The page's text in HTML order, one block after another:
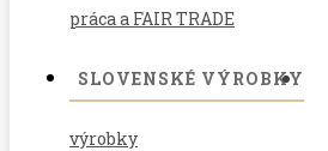
práca a FAIR TRADE
SLOVENSKÉ VÝROBKY
výrobky